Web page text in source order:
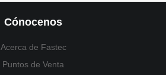
Cónocenos
Acerca de Fastec
Puntos de Venta